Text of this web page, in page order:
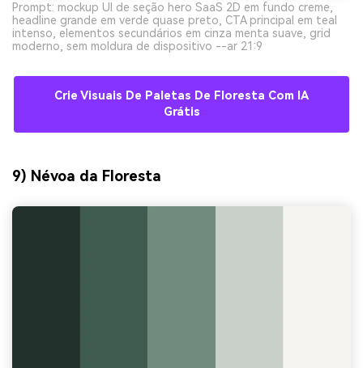
Prompt: mockup UI de seção hero SaaS 2D em fundo creme,
headline grande em verde quase preto, CTA principal em teal
intenso, elementos secundários em cinza menta suave, grid
moderno, sem moldura de dispositivo --ar 21:9
Crie Visuais De Paletas De Floresta Com IA
Grátis
9) Névoa da Floresta